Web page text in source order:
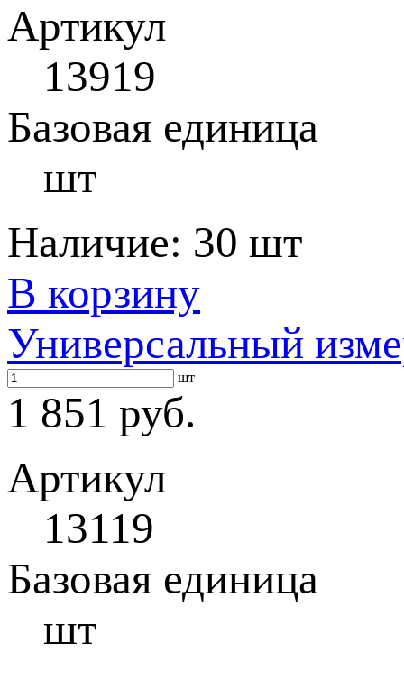
Артикул
13919
Базовая единица
шт
Наличие: 30 шт
В корзину
Универсальный
шт
1 851 руб.
Артикул
13119
Базовая единица
шт